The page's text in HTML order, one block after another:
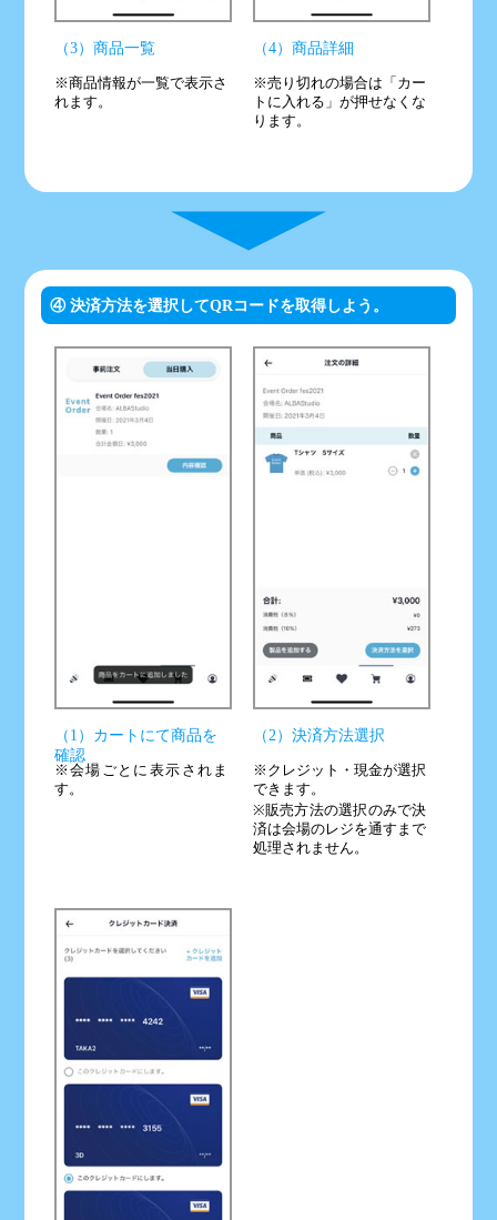
（3）商品一覧
※商品情報が一覧で表示さ
れます。
（4）商品詳細
※売り切れの場合は「カー
トに入れる」が押せなくな
ります。
④ 決済方法を選択してQRコードを取得しよう。
（1）カートにて商品を
確認
※会場ごとに表示されま
す。
（2）決済方法選択
※クレジット・現金が選択
できます。
※販売方法の選択のみで決
済は会場のレジを通すまで
処理されません。